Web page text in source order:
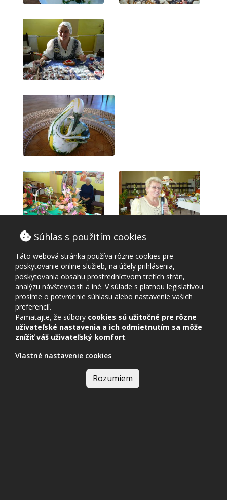
Súhlas s použitím cookies
Táto webová stránka používa rôzne cookies pre
poskytovanie online služieb, na účely prihlásenia,
poskytovania obsahu prostredníctvom tretích strán,
analýzu návštevnosti a iné. V súlade s platnou legislatívou
prosíme o potvrdenie súhlasu alebo nastavenie vašich
preferencií.
Pamätajte, že súbory cookies sú užitočné pre rôzne
uživateľské nastavenia a ich odmietnutím sa môže
znížiť váš uživateľský komfort.
Vlastné nastavenie cookies
Rozumiem